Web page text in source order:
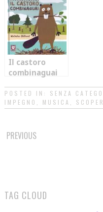
Il castoro
combinaguai
POSTED IN: SENZA
IMPEGNO
MUSICA
POST
PREVIOUS
TAG CLOUD